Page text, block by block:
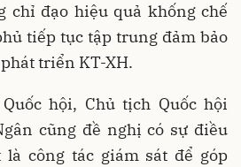
chỉ đạo hiệu quả khống chế
tiếp tục tập trung đảm bảo
triển KT-XH.
hội, Chủ tịch Quốc hội
cũng đề nghị có sự điều
công tác giám sát để góp